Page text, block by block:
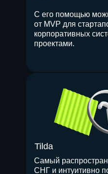
С его помощью
от MVP для
корпоративных
проектами.
Самый
СНГ и интуитивно
Tilda